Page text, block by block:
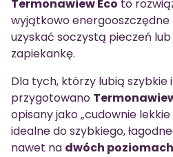
Termonawiew Eco to
wyjątkowo
uzyskać soczystą pieczeń
zapiekankę.
Dla tych, którzy lubią szybkie
przygotowano
opisany jako „cudownie
idealne do szybkiego,
nawet na dwóch poziomach